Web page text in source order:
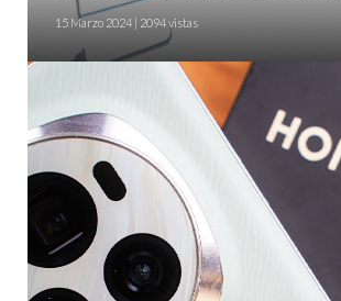
15 Marzo 2024 | 2094 vistas